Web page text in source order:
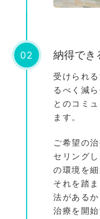
02 納得でき
受けられ
るべく減
とのコミ
ます。
ご希望の
セリング
の環境を細
それを踏
法があるか
治療を開